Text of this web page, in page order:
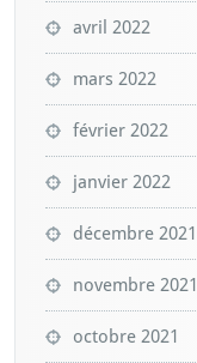
avril 2022
mars 2022
février 2022
janvier 2022
décembre 2021
novembre 2021
octobre 2021